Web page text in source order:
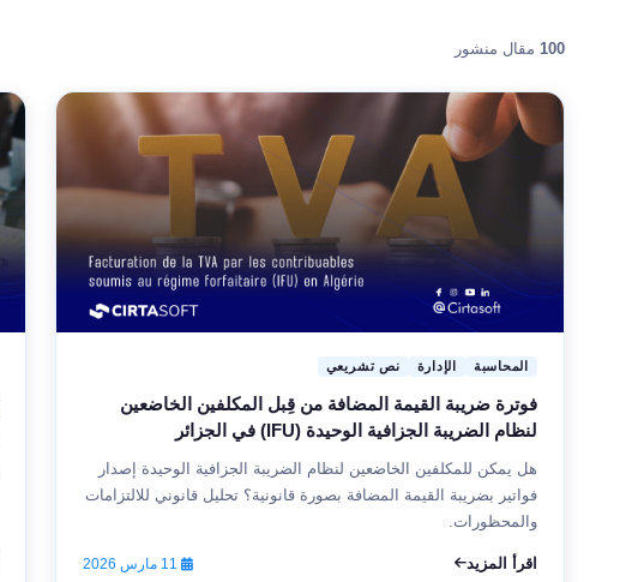
100 مقال منشور
المحاسبة الإدارة نص تشريعي
فوترة ضريبة القيمة المضافة من قِبل المكلفين الخاضعين
لنظام الضريبة الجزافية الوحيدة (IFU) في الجزائر
هل يمكن للمكلفين الخاضعين لنظام الضريبة الجزافية الوحيدة إصدار
فواتير بضريبة القيمة المضافة بصورة قانونية؟ تحليل قانوني للالتزامات
والمحظورات.
اقرأ المزيد